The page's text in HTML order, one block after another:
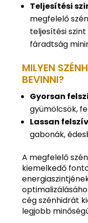
Teljesítési
megfelelő
teljesítési
fáradtság
MILYEN
BEVINNI?
Gyorsan
gyümölcsök,
Lassan
gabonák,
A megfelelő
kiemelkedő
cég szénhidrát
legjobb